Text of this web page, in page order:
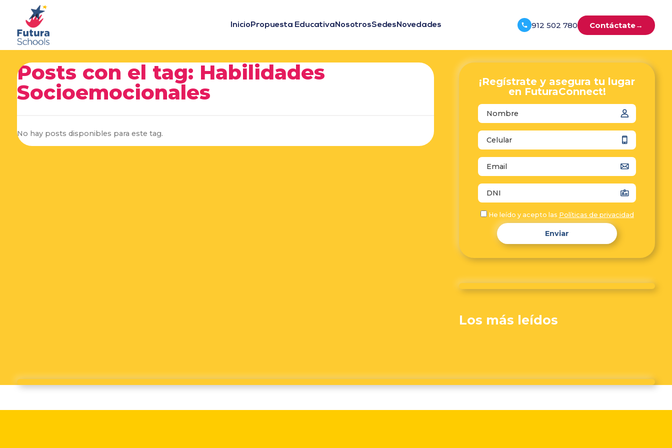
Inicio Propuesta Educativa NosotrosSedes Novedades 912 502 780 Contáctate→
Posts con el tag: Habilidades
Socioemocionales
No hay posts disponibles para este tag.
¡Regístrate y asegura tu lugar
en FuturaConnect!
autocomplete="email"
autocomplete="off"
He leído y acepto las Políticas de privacidad
Enviar
Los más leídos